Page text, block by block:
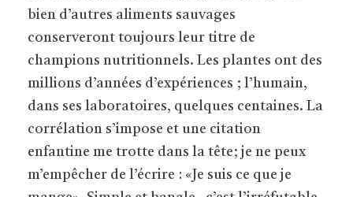
bien d’autres aliments sauvages
conserveront toujours leur titre de
champions nutritionnels. Les plantes ont des
millions d’années d’expériences ; l’humain,
dans ses laboratoires, quelques centaines. La
corrélation s’impose et une citation
enfantine me trotte dans la tête; je ne peux
m’empêcher de l’écrire : «Je suis ce que je